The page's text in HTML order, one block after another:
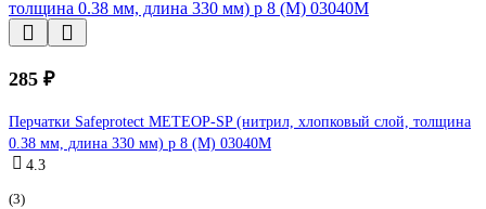
285 ₽
Перчатки Safeprotect МЕТЕОР-SP (нитрил, хлопковый слой, толщина
0.38 мм, длина 330 мм) р 8 (M) 03040M
4.3
(3)